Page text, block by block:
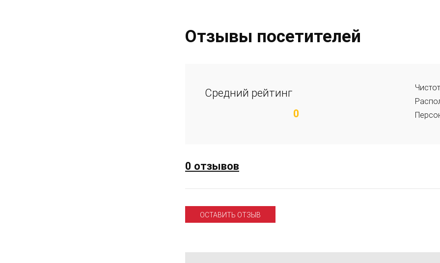
Отзывы посетителей
Средний рейтинг
0
0 отзывов
ОСТАВИТЬ ОТЗЫВ